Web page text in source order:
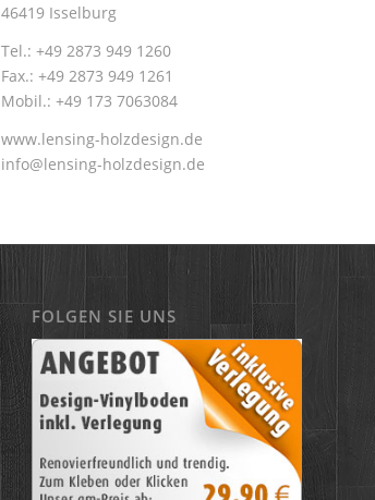
46419 Isselburg
Tel.: +49 2873 949 1260
Fax.: +49 2873 949 1261
Mobil.: +49 173 7063084
www.lensing-holzdesign.de
info@lensing-holzdesign.de
FOLGEN SIE UNS